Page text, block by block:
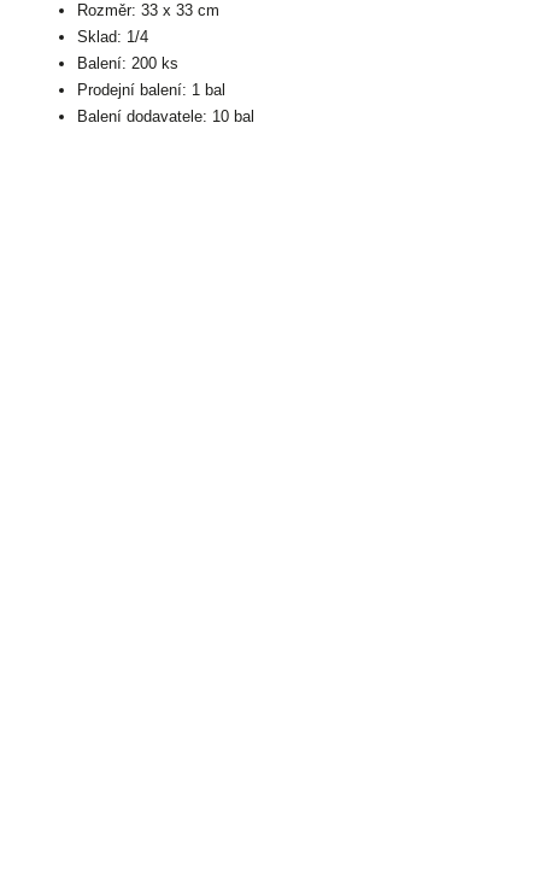
Rozměr: 33 x 33 cm
Sklad: 1/4
Balení: 200 ks
Prodejní balení: 1 bal
Balení dodavatele: 10 bal